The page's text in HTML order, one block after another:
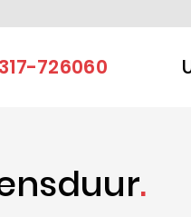
726060